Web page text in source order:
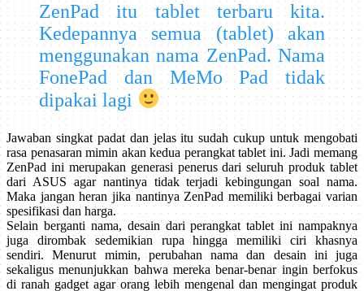
ZenPad itu tablet terbaru kita.
Kedepannya semua (tablet) akan
menggunakan nama ZenPad. Nama
FonePad dan MeMo Pad tidak
dipakai lagi
Jawaban singkat padat dan jelas itu sudah cukup untuk mengobati
rasa penasaran mimin akan kedua perangkat tablet ini. Jadi memang
ZenPad ini merupakan generasi penerus dari seluruh produk tablet
dari ASUS agar nantinya tidak terjadi kebingungan soal nama.
Maka jangan heran jika nantinya ZenPad memiliki berbagai varian
spesifikasi dan harga.
Selain berganti nama, desain dari perangkat tablet ini nampaknya
juga dirombak sedemikian rupa hingga memiliki ciri khasnya
sendiri. Menurut mimin, perubahan nama dan desain ini juga
sekaligus menunjukkan bahwa mereka benar-benar ingin berfokus
di ranah gadget agar orang lebih mengenal dan mengingat produk